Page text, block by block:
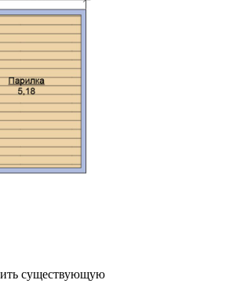
существующую